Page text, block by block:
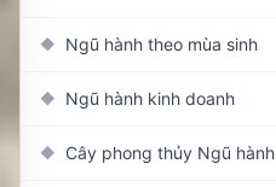
◆ Ngũ hành theo mùa sinh
◆ Ngũ hành kinh doanh
◆ Cây phong thủy Ngũ hành